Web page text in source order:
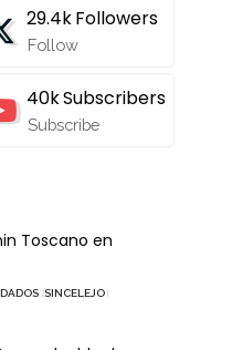
29.4kFollowers
Follow
40kSubscribers
Subscribe
Toscano en
SINCELEJO